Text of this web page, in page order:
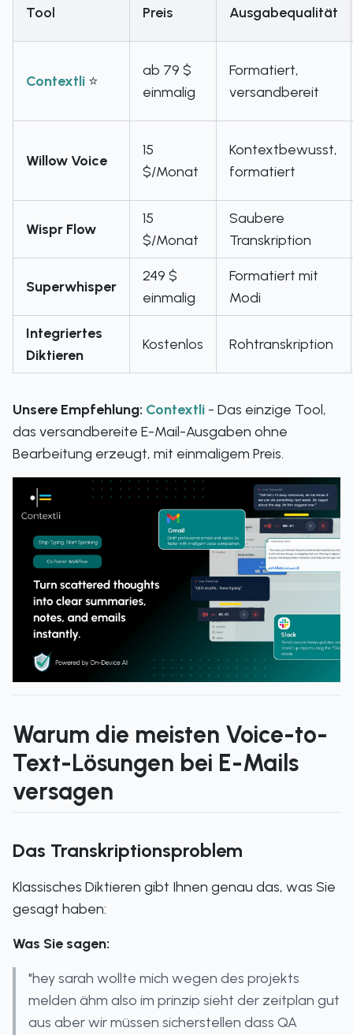
Tool Preis Ausgabequalität
Contextli ⭐
ab 79 $
einmalig
Formatiert,
versandbereit
Willow Voice
15
$/Monat
Kontextbewusst,
formatiert
Wispr Flow
15
$/Monat
Saubere
Transkription
Superwhisper
249 $
einmalig
Formatiert mit
Modi
Integriertes
Diktieren
Kostenlos Rohtranskription
Unsere Empfehlung: Contextli - Das einzige Tool,
das versandbereite E-Mail-Ausgaben ohne
Bearbeitung erzeugt, mit einmaligem Preis.
Warum die meisten Voice-to-
Text-Lösungen bei E-Mails
versagen
Das Transkriptionsproblem
Klassisches Diktieren gibt Ihnen genau das, was Sie
gesagt haben:
Was Sie sagen:
"hey sarah wollte mich wegen des projekts
melden ähm also im prinzip sieht der zeitplan gut
aus aber wir müssen sicherstellen dass QA